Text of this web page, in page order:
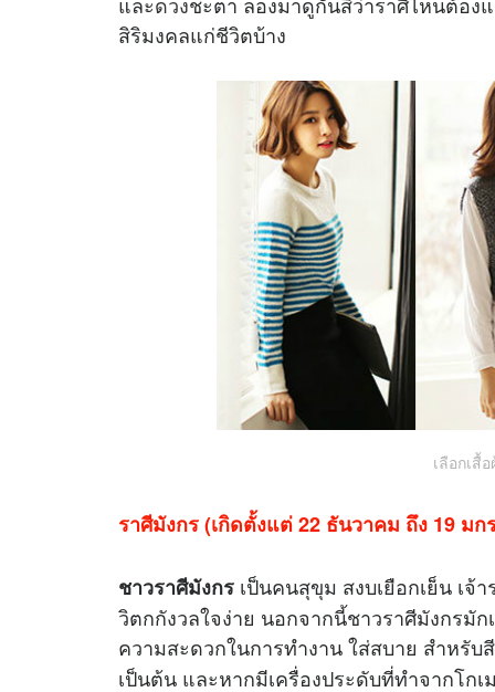
สิริมงคลแก่ชีวิตบ้าง
เลือกเสื้
ราศีมังกร (เกิดตั้งแต่ 22 ธันวาคม ถึง 19 มก
ชาวราศีมังกร เป็นคนสุขุม สงบเยือกเย็น เ
วิตกกังวลใจง่าย นอกจากนี้ชาวราศีมังกรมั
ความสะดวกในการทำงาน ใส่สบาย สำหรั
เป็นต้น และหากมีเครื่องประดับที่ทำจากโก